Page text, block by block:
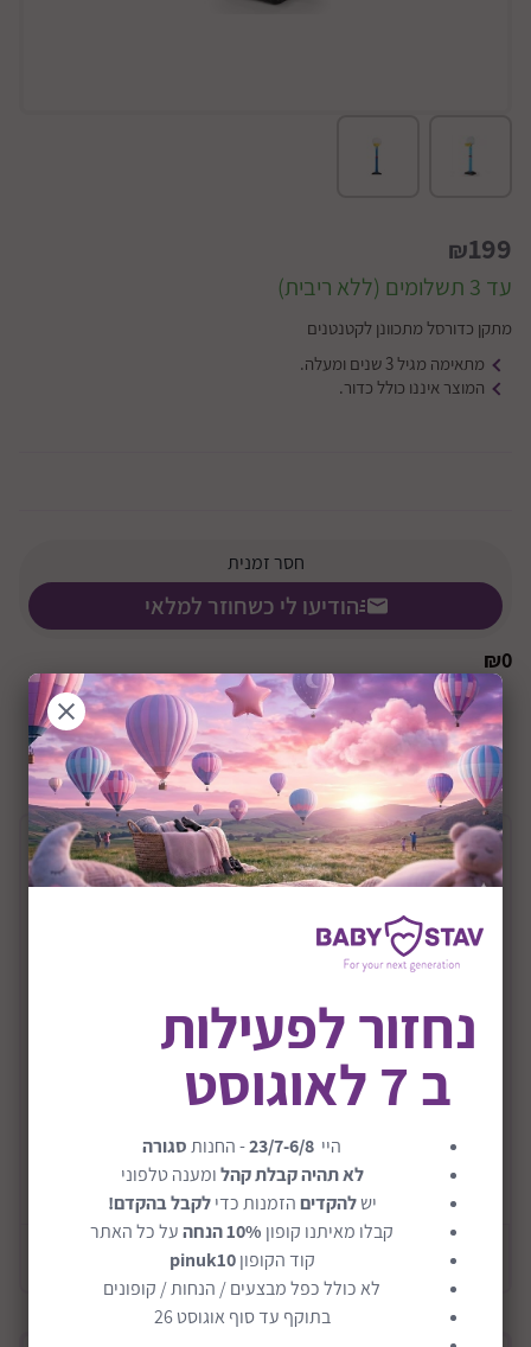
₪199
עד 3 תשלומים (ללא ריבית)
מתקן כדורסל מתכוונן לקטנטנים
מתאימה מגיל 3 שנים ומעלה.
המוצר איננו כולל כדור.
חסר זמנית
הודיעו לי כשחוזר למלאי
₪0
+36M שיתוף:
תיאור המוצר
מתקן חצר לילדים בצורת כדורסל מתכוונן
לקטנטנים דגם 3030
מקסימום נוחות.
המתקן מגיע עם טבעת
שעות של הנאה מובטחת!!!
מגיע ללא כדור
מתאים מגיל 3 שנים ומעלה.
גובה מקסימלי 170 ס"מ
מידת בסיס 46.5 ס"מ * 49 ס"מ
מגיע באריזה צבעונית ויפה
קל לניקוי ומחזיק לאורך שנים
מידע כללי
נחזור לפעילות
ב 7 לאוגוסט
היי 23/7-6/8- החנותסגורה
לא תהיה קבלת קהלומענה טלפוני
ישלהקדיםהזמנות כדילקבל בהקדם!
קבלו מאיתנו קופון 10% הנחה
על כל האתר
קוד הקופוןpinuk10
לא כולל כפל מבצעים / הנחות / קופונים
בתוקף עד סוף אוגוסט 26